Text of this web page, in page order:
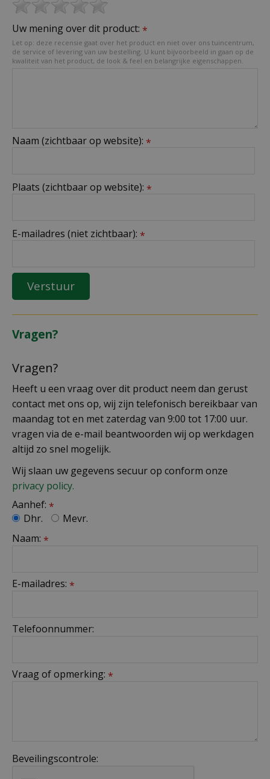
Uw mening over dit product: *
Let op: deze recensie gaat over het product en niet over ons tuincentrum,
de service of levering van uw bestelling. U kunt bijvoorbeeld in gaan op de
kwaliteit van het product, de look & feel en belangrijke eigenschappen.
Naam (zichtbaar op website): *
Plaats (zichtbaar op website): *
E-mailadres (niet zichtbaar): *
Vragen?
Vragen?
Heeft u een vraag over dit product neem dan gerust
contact met ons op, wij zijn telefonisch bereikbaar van
maandag tot en met zaterdag van 9:00 tot 17:00 uur.
vragen via de e-mail beantwoorden wij op werkdagen
altijd zo snel mogelijk.
Wij slaan uw gegevens secuur op conform onze
privacy policy.
Aanhef: *
Dhr.
Mevr.
Naam: *
E-mailadres: *
Telefoonnummer:
Vraag of opmerking: *
Beveilingscontrole: